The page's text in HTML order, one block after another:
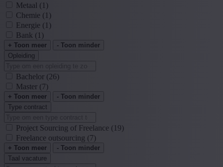
Metaal (1)
Chemie (1)
Energie (1)
Bank (1)
+ Toon meer
- Toon minder
Opleiding
Bachelor (26)
Master (7)
+ Toon meer
- Toon minder
Type contract
Project Sourcing of Freelance (19)
Freelance outsourcing (7)
+ Toon meer
- Toon minder
Taal vacature